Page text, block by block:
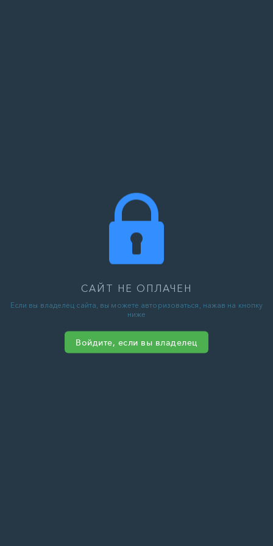
САЙТ НЕ ОПЛАЧЕН
Если вы владелец сайта, вы можете авторизоваться, нажав на кнопку
ниже
Войдите, если вы владелец